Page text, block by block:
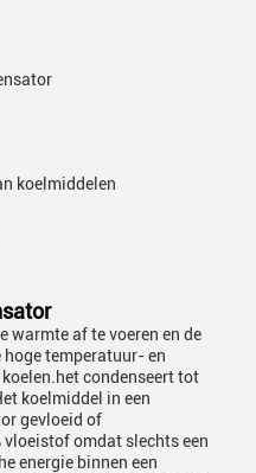
koelmiddelen
warmte af te voeren en de
temperatuur- en
condenseert tot
koelmiddel in een
gevloeid of
vloeistof omdat slechts een
energie binnen een